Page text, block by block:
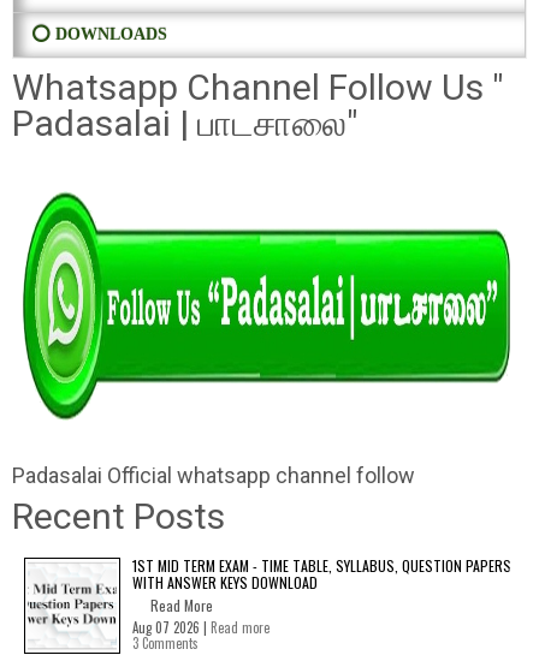
⭕ DOWNLOADS
Whatsapp Channel Follow Us "
Padasalai | பாடசாலை"
Padasalai Official whatsapp channel follow
Recent Posts
1ST MID TERM EXAM - TIME TABLE, SYLLABUS, QUESTION PAPERS
WITH ANSWER KEYS DOWNLOAD
Read More
Aug 07 2026 | Read more
3 Comments